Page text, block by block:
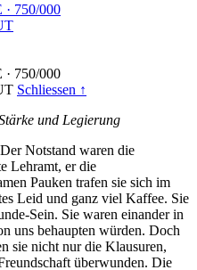
· 750/000
· 750/000
Schliessen ↑
und Legierung
Notstand waren die
Lehramt, er die
Pauken trafen sie sich im
Leid und ganz viel Kaffee. Sie
Sein. Sie waren einander in
uns behaupten würden. Doch
sie nicht nur die Klausuren,
überwunden. Die